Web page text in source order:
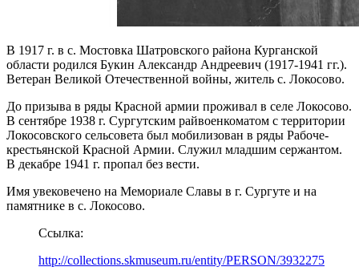
В 1917 г. в с. Мостовка Шатровского района Курганской
области родился Букин Александр Андреевич (1917-1941 гг.).
Ветеран Великой Отечественной войны, житель с. Локосово.
До призыва в ряды Красной армии проживал в селе Локосово.
В сентябре 1938 г. Сургутским райвоенкоматом с территории
Локосовского сельсовета был мобилизован в ряды Рабоче-
крестьянской Красной Армии. Служил младшим сержантом.
В декабре 1941 г. пропал без вести.
Имя увековечено на Мемориале Славы в г. Сургуте и на
памятнике в с. Локосово.
Ссылка:
http://collections.skmuseum.ru/entity/PERSON/3932275